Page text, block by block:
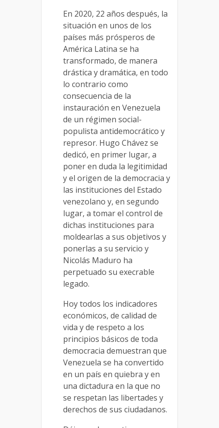
En 2020, 22 años después, la
situación en unos de los
países más prósperos de
América Latina se ha
transformado, de manera
drástica y dramática, en todo
lo contrario como
consecuencia de la
instauración en Venezuela
de un régimen social-
populista antidemocrático y
represor. Hugo Chávez se
dedicó, en primer lugar, a
poner en duda la legitimidad
y el origen de la democracia y
las instituciones del Estado
venezolano y, en segundo
lugar, a tomar el control de
dichas instituciones para
moldearlas a sus objetivos y
ponerlas a su servicio y
Nicolás Maduro ha
perpetuado su execrable
legado.
Hoy todos los indicadores
económicos, de calidad de
vida y de respeto a los
principios básicos de toda
democracia demuestran que
Venezuela se ha convertido
en un país en quiebra y en
una dictadura en la que no
se respetan las libertades y
derechos de sus ciudadanos.